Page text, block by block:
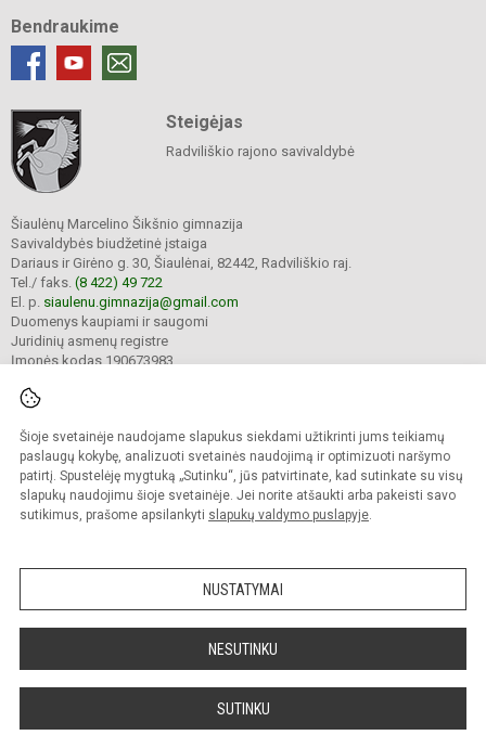
Šioje svetainėje naudojame slapukus siekdami užtikrinti jums teikiamų
paslaugų kokybę, analizuoti svetainės naudojimą ir optimizuoti naršymo
patirtį. Spustelėję mygtuką „Sutinku“, jūs patvirtinate, kad sutinkate su visų
slapukų naudojimu šioje svetainėje. Jei norite atšaukti arba pakeisti savo
sutikimus, prašome apsilankyti slapukų valdymo puslapyje.
NUSTATYMAI
NESUTINKU
SUTINKU
Bendraukime
Steigėjas
Radviliškio rajono savivaldybė
Šiaulėnų Marcelino Šikšnio gimnazija
Savivaldybės biudžetinė įstaiga
Dariaus ir Girėno g. 30, Šiaulėnai, 82442, Radviliškio raj.
Tel./ faks. (8 422) 49 722
El. p. siaulenu.gimnazija@gmail.com
Duomenys kaupiami ir saugomi
Juridinių asmenų registre
Įmonės kodas 190673983
© 2023. Šiaulėnų Marcelino Šikšnio gimnazija. Visos teisės saugomos.
Kopijuoti turinį be raštiško gimnazijos sutikimo griežtai draudžiama.
Prieinamumo paraiška Slapukų valdymas
Sumanus būdas atnaujinti